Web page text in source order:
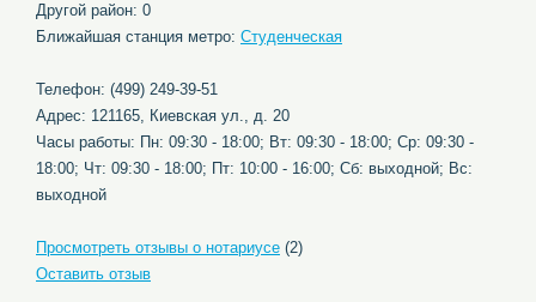
Другой район: 0
Ближайшая станция метро: Студенческая
Телефон: (499) 249-39-51
Адрес: 121165, Киевская ул., д. 20
Часы работы: Пн: 09:30 - 18:00; Вт: 09:30 - 18:00; Ср: 09:30 -
18:00; Чт: 09:30 - 18:00; Пт: 10:00 - 16:00; Сб: выходной; Вс:
выходной
Просмотреть отзывы о нотариусе (2)
Оставить отзыв